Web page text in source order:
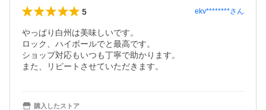
5 ekv********さん
やっぱり白州は美味しいです。
ロック、ハイボールでと最高です。
ショップ対応もいつも丁寧で助かります。
また、リピートさせていただきます。
購入したストア